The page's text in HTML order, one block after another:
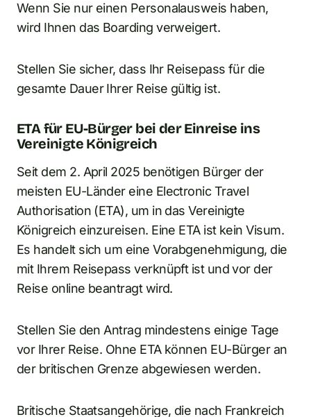
Wenn Sie nur einen Personalausweis haben,
wird Ihnen das Boarding verweigert.
Stellen Sie sicher, dass Ihr Reisepass für die
gesamte Dauer Ihrer Reise gültig ist.
ETA für EU-Bürger bei der Einreise ins
Vereinigte Königreich
Seit dem 2. April 2025 benötigen Bürger der
meisten EU-Länder eine Electronic Travel
Authorisation (ETA), um in das Vereinigte
Königreich einzureisen. Eine ETA ist kein Visum.
Es handelt sich um eine Vorabgenehmigung, die
mit Ihrem Reisepass verknüpft ist und vor der
Reise online beantragt wird.
Stellen Sie den Antrag mindestens einige Tage
vor Ihrer Reise. Ohne ETA können EU-Bürger an
der britischen Grenze abgewiesen werden.
Britische Staatsangehörige, die nach Frankreich